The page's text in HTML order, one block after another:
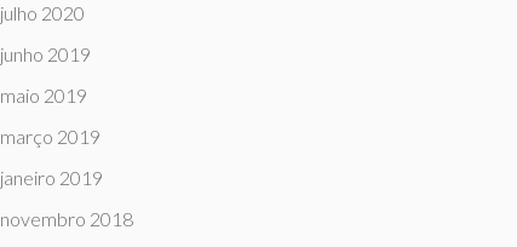
julho 2020
junho 2019
maio 2019
março 2019
janeiro 2019
novembro 2018